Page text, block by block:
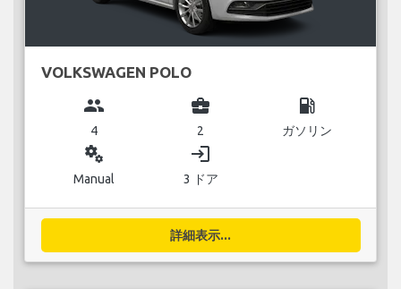
VOLKSWAGEN POLO
group
4
business_center
2
local_gas_station
ガソリン
miscellaneous_services
Manual
login
3 ドア
詳細表示...